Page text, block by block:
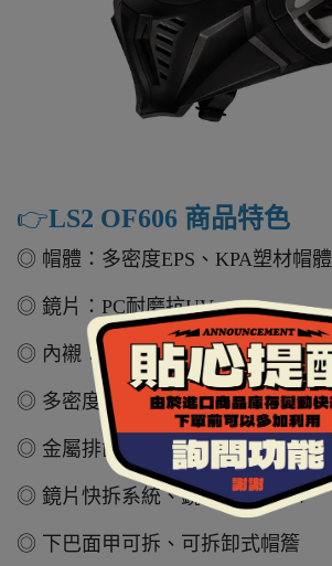
👉️LS2 OF606 商品特色
◎ 帽體：多密度EPS、KPA塑材帽體
◎ 鏡片：PC耐磨抗UV
◎ 內襯：吸濕排汗布、全可拆洗
◎ 多密度 EPS、KPA 塑材帽體
◎ 金屬排齒插扣、安全金屬鏡座
◎ 鏡片快拆系統、鏡片抗刮抗UV
◎ 下巴面甲可拆、可拆卸式帽簷